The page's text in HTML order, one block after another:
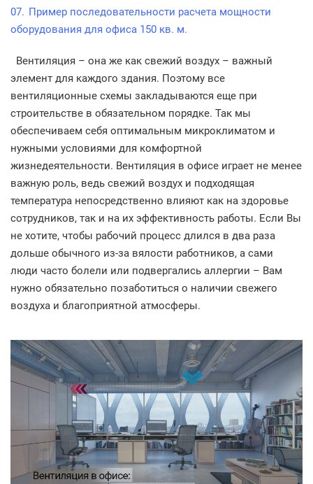
Пример последовательности расчета мощности
оборудования для офиса 150 кв. м.
Вентиляция – она же как свежий воздух – важный
элемент для каждого здания. Поэтому все
вентиляционные схемы закладываются еще при
строительстве в обязательном порядке. Так мы
обеспечиваем себя оптимальным микроклиматом и
нужными условиями для комфортной
жизнедеятельности. Вентиляция в офисе играет не менее
важную роль, ведь свежий воздух и подходящая
температура непосредственно влияют как на здоровье
сотрудников, так и на их эффективность работы. Если Вы
не хотите, чтобы рабочий процесс длился в два раза
дольше обычного из-за вялости работников, а сами
люди часто болели или подвергались аллергии – Вам
нужно обязательно позаботиться о наличии свежего
воздуха и благоприятной атмосферы.